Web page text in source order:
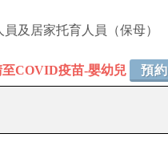
及居家托育人員（保母）
至COVID疫苗-嬰幼兒 預約